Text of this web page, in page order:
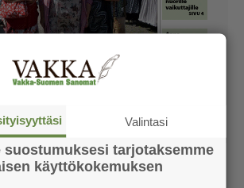
Valintasi
suostumuksesi tarjotaksemme
käyttökokemuksen